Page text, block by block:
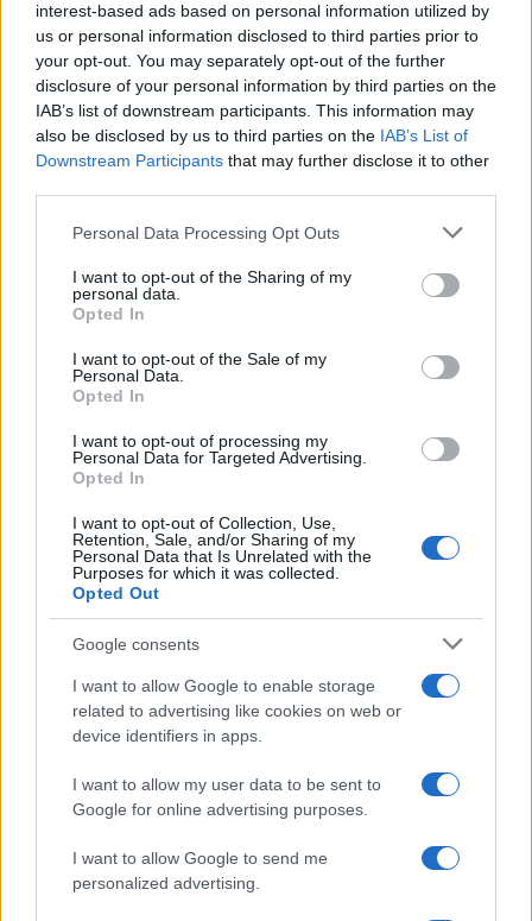
interest-based ads based on personal information utilized by
us or personal information disclosed to third parties prior to
your opt-out. You may separately opt-out of the further
disclosure of your personal information by third parties on the
IAB’s list of downstream participants. This information may
also be disclosed by us to third parties on the IAB’s List of
Downstream Participants that may further disclose it to other
Please note that this website/app uses one or more Google
not limited to your visit or usage behaviour. You may click to
grant or deny consent to Google and its third-party tags to
use your data for below specified purposes in below Google
consent section.
Personal Data Processing Opt Outs
I want to opt-out of the Sharing of my
personal data.
Opted In
I want to opt-out of the Sale of my
Personal Data.
Opted In
I want to opt-out of processing my
Personal Data for Targeted Advertising.
Opted In
I want to opt-out of Collection, Use,
Retention, Sale, and/or Sharing of my
Personal Data that Is Unrelated with the
Purposes for which it was collected.
Opted Out
Google consents
I want to allow Google to enable storage
related to advertising like cookies on web or
device identifiers in apps.
I want to allow my user data to be sent to
Google for online advertising purposes.
I want to allow Google to send me
personalized advertising.
Corso di laurea triennale in Economia e Finanza: sbocchi
Francesca Galli · 5 Ago 2026
QUOTAZIONI CRYPTO
Nome
Gold (Terra
(PAXG)
Kinza Babylon Staked
BTC
Steakhouse EURCV
$100,000,000,000,000.00
(EPOCH)